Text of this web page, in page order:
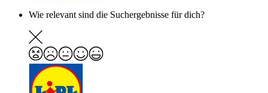
Wie relevant sind die Suchergebnisse für dich?